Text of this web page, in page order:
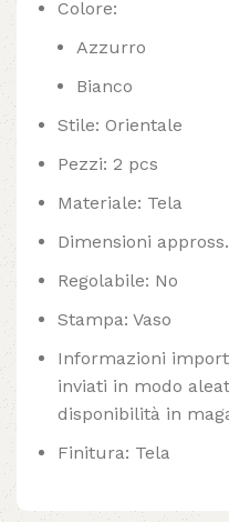
Colore:
Azzurro
Bianco
Stile: Orientale
Pezzi: 2 pcs
Materiale: Tela
Dimensioni
Regolabile: No
Stampa: Vaso
Informazioni
inviati in modo
disponibilità in
Finitura: Tela